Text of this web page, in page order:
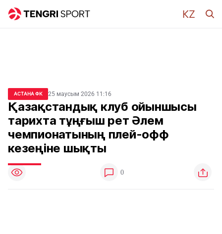
АСТАНА ФК 25 маусым 2026 11:16
Қазақстандық клуб ойыншысы
тарихта тұңғыш рет Әлем
чемпионатының плей-офф
кезеңіне шықты
0